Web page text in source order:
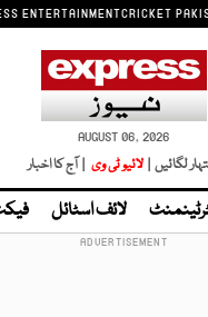
ENTERTAINMENTCRICKET
AUGUST 06, 2026
لگائیں | لائیو ٹی وی | آج کا اخبار
لائف اسٹائل